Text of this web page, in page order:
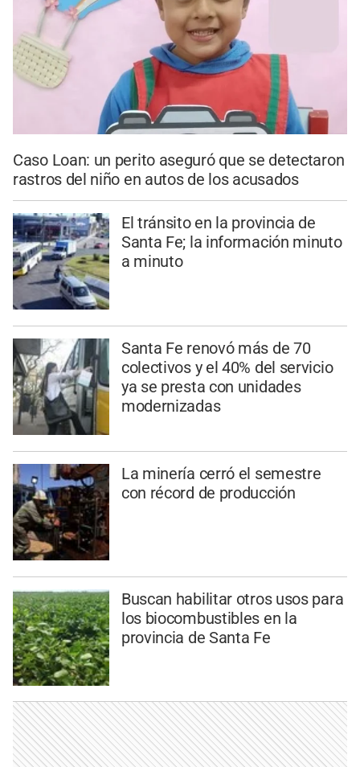
Caso Loan: un perito aseguró que se detectaron
rastros del niño en autos de los acusados
El tránsito en la provincia de
Santa Fe; la información minuto
a minuto
Santa Fe renovó más de 70
colectivos y el 40% del servicio
ya se presta con unidades
modernizadas
La minería cerró el semestre
con récord de producción
Buscan habilitar otros usos para
los biocombustibles en la
provincia de Santa Fe